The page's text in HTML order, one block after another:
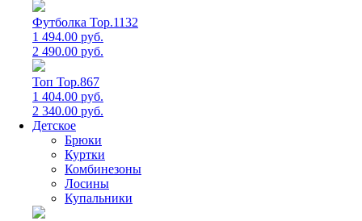
Футболка Top.1132
1 494.00 руб.
2 490.00 руб.
Топ Top.867
1 404.00 руб.
2 340.00 руб.
Детское
Брюки
Куртки
Комбинезоны
Лосины
Купальники